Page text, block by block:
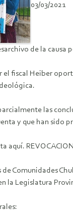
03/03/2021
de la
fiscal Heiber
las
y que han sido
aquí.
de Comunidades
la Legislatura